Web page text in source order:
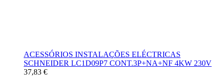
ACESSÓRIOS INSTALAÇÕES ELÉCTRICAS
SCHNEIDER LC1D09P7 CONT.3P+NA+NF 4KW 230V
37,83 €